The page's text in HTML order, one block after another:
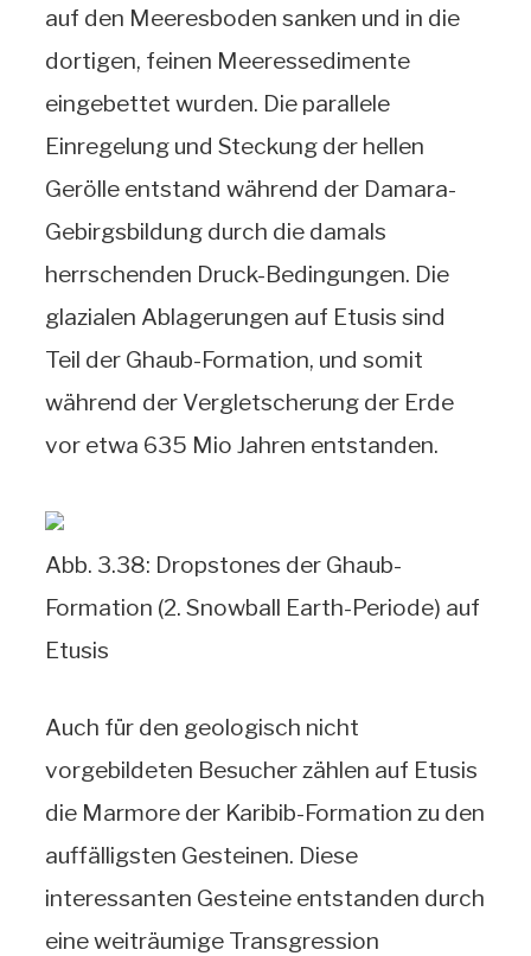
auf den Meeresboden sanken und in die
dortigen, feinen Meeressedimente
eingebettet wurden. Die parallele
Einregelung und Steckung der hellen
Gerölle entstand während der Damara-
Gebirgsbildung durch die damals
herrschenden Druck-Bedingungen. Die
glazialen Ablagerungen auf Etusis sind
Teil der Ghaub-Formation, und somit
während der Vergletscherung der Erde
vor etwa 635 Mio Jahren entstanden.
Abb. 3.38: Dropstones der Ghaub-
Formation (2. Snowball Earth-Periode) auf
Etusis
Auch für den geologisch nicht
vorgebildeten Besucher zählen auf Etusis
die Marmore der Karibib-Formation zu den
auffälligsten Gesteinen. Diese
interessanten Gesteine entstanden durch
eine weiträumige Transgression